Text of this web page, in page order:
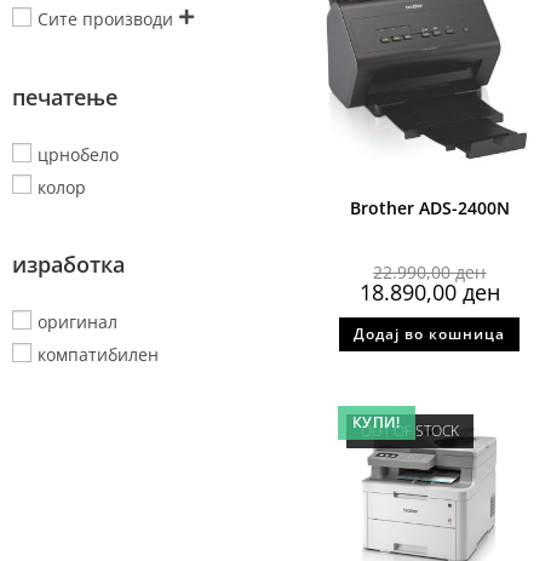
Сите производи
печатење
црнобело
колор
изработка
оригинал
компатибилен
Brother ADS-2400N
22.990,00ден
18.890,00ден
Додај во кошница
OUT OF STOCK
КУПИ!